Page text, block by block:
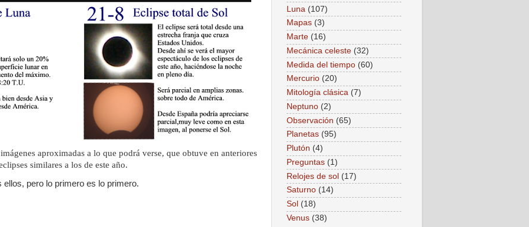
aproximadas a lo que podrá verse, que obtuve en anteriores
similares a los de este año.
pero lo primero es lo primero.
Luna (107)
Mapas (3)
Marte (16)
Mecánica celeste (32)
Medida del tiempo (60)
Mercurio (20)
Mitología clásica (7)
Neptuno (2)
Observación (65)
Planetas (95)
Plutón (4)
Preguntas (1)
Relojes de sol (17)
Saturno (14)
Sol (18)
Venus (38)